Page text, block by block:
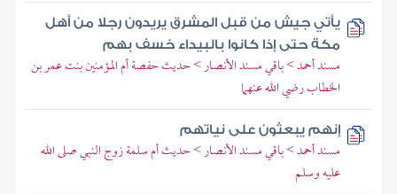
يأتي جيش من قبل المشرق يريدون رجلا من أهل
مكة حتى إذا كانوا بالبيداء خسف بهم
مسند أحمد > باقي مسند الأنصار > حديث حفصة أم المؤمنين بنت عمر بن
الخطاب رضي الله عنهما
إنهم يبعثون على نياتهم
مسند أحمد > باقي مسند الأنصار > حديث أم سلمة زوج النبي صلى الله
عليه وسلم